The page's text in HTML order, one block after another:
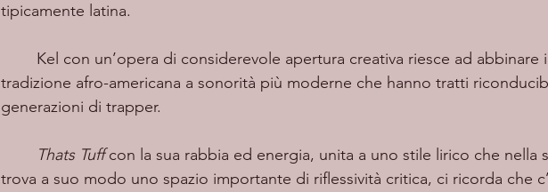
tipicamente latina.
tradizione afro-americana a sonorità più moderne che hanno tratti
generazioni di trapper.
Thats Tuff con la sua rabbia ed energia, unita a uno stile lirico che nella
trova a suo modo uno spazio importante di riflessività critica, ci ricorda che